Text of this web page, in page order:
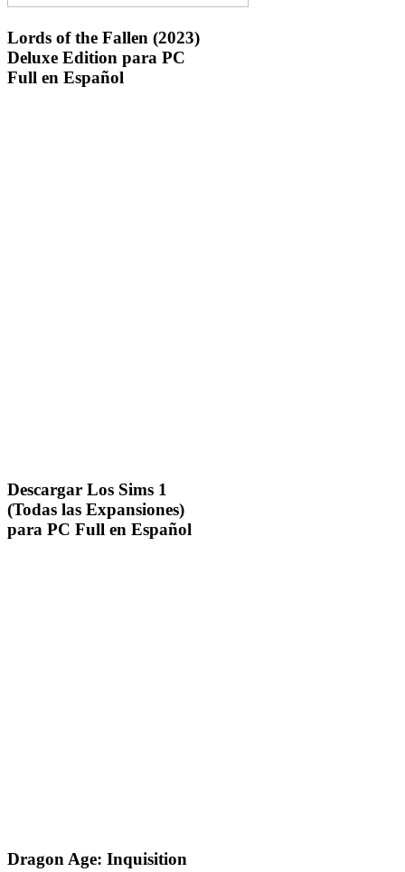
Lords of the Fallen (2023)
Deluxe Edition para PC
Full en Español
Descargar Los Sims 1
(Todas las Expansiones)
para PC Full en Español
Dragon Age: Inquisition